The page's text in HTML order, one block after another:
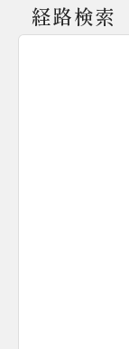
経路検索